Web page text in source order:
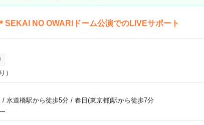
SEKAI NO OWARIドーム公演でのLIVEサポート
）
/ 水道橋駅から徒歩5分/ 春日(東京都)駅から徒歩7分